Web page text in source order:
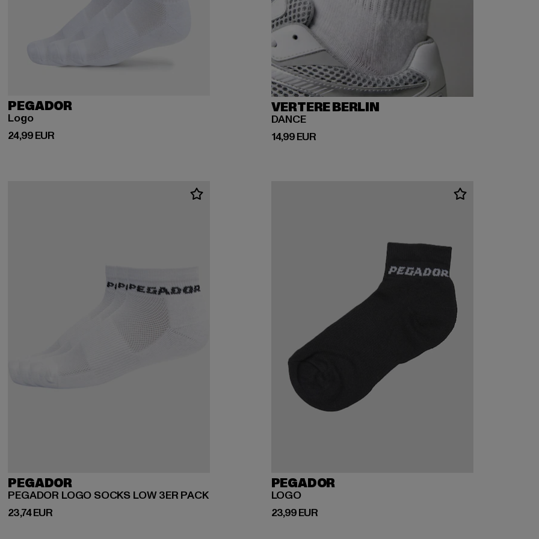
PEGADOR
Logo
24,99 EUR
Prix courant: 24,99 EUR
VERTERE BERLIN
DANCE
14,99 EUR
Prix courant: 14,99 EUR
PEGADOR
PEGADOR LOGO SOCKS LOW 3ER PACK
23,74 EUR
Prix courant: 23,74 EUR
PEGADOR
LOGO
23,99 EUR
Prix courant: 23,99 EUR